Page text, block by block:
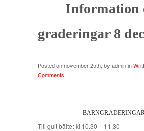
Information
graderingar 8
Posted on november 25th, by admin in
Comments
Till gult bälte: kl 10.30 – 11.30